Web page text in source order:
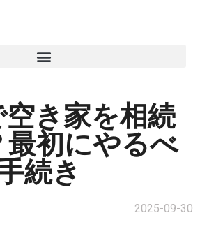
き家を相続
最初にやるべ
続き
2025-09-30